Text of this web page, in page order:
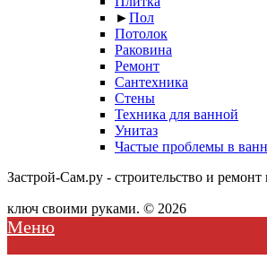
►Пол
Потолок
Раковина
Ремонт
Сантехника
Стены
Техника для ванной
Унитаз
Частые проблемы в
Застрой-Сам.ру - строительство и
ключ своими руками. © 2026
Меню